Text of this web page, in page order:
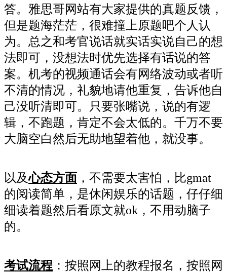
答。雅思哥网站有大家提供的真题反馈，
但是题海茫茫，很难撞上原题吧个人认
为。总之和考官说话就实话实说自己的想
法即可，没想法时优先选择有话说的答
案。机考的视频通话会有网络波动或者听
不清的情况，礼貌地请他重复，告诉他自
己没听清即可。只要张嘴说，说的有逻
辑，不跑题，肯定不会太低的。千万不要
大脑空白然后无助地望着他，就没事。
以及心态方面 ，不需要太害怕，比gmat
的阅读简单，是休闲娱乐的话题，仔仔细
细读着题然后看原文就ok，不用动脑子
的。
考试流程 ：按照网上的教程报名，按照网